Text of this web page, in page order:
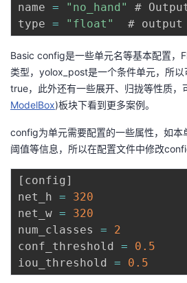
name = "no_hand"
#
type = "float"
# output
Basic config是一些单元名等基本配置，
类型，yolox_post是一个条件单元，所
true，此外还有一些展开、归拢等性质，
ModelBox)板块下看到更多案例。
config为单元需要配置的一些属性，如本
阈值等信息，所以在配置文件中修改
[ config ]
net_h =
320
net_w =
320
num_classes =
2
conf_threshold =
0.5
iou_threshold = 0.5